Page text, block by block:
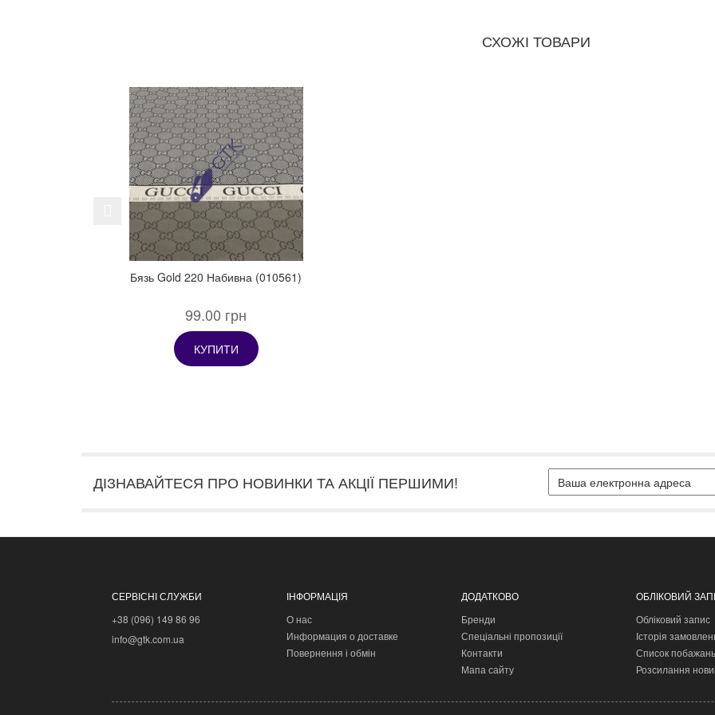
СХОЖІ ТОВАРИ
Бязь Gold 220 Набивна (010561)
99.00 грн
КУПИТИ
Previous
ДІЗНАВАЙТЕСЯ ПРО НОВИНКИ ТА АКЦІЇ ПЕРШИМИ!
СЕРВІСНІ СЛУЖБИ
+38 (096) 149 86 96
info@gtk.com.ua
ІНФОРМАЦІЯ
О нас
Информация о доставке
Повернення і обмін
ДОДАТКОВО
Бренди
Спеціальні пропозиції
Контакти
Мапа сайту
ОБЛІКОВИЙ
Обліковий запис
Історія
Список побажань
Розсилання